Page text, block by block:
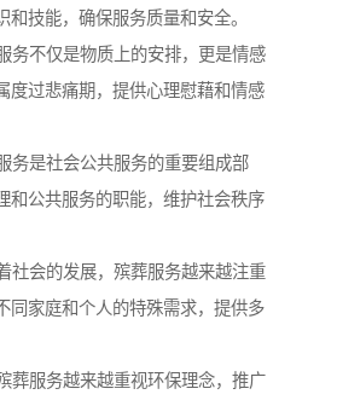
和技能，确保服务质量和安全。
务不仅是物质上的安排，更是情感
度过悲痛期，提供心理慰藉和情感
务是社会公共服务的重要组成部
和公共服务的职能，维护社会秩序
社会的发展，殡葬服务越来越注重
同家庭和个人的特殊需求，提供多
葬服务越来越重视环保理念，推广